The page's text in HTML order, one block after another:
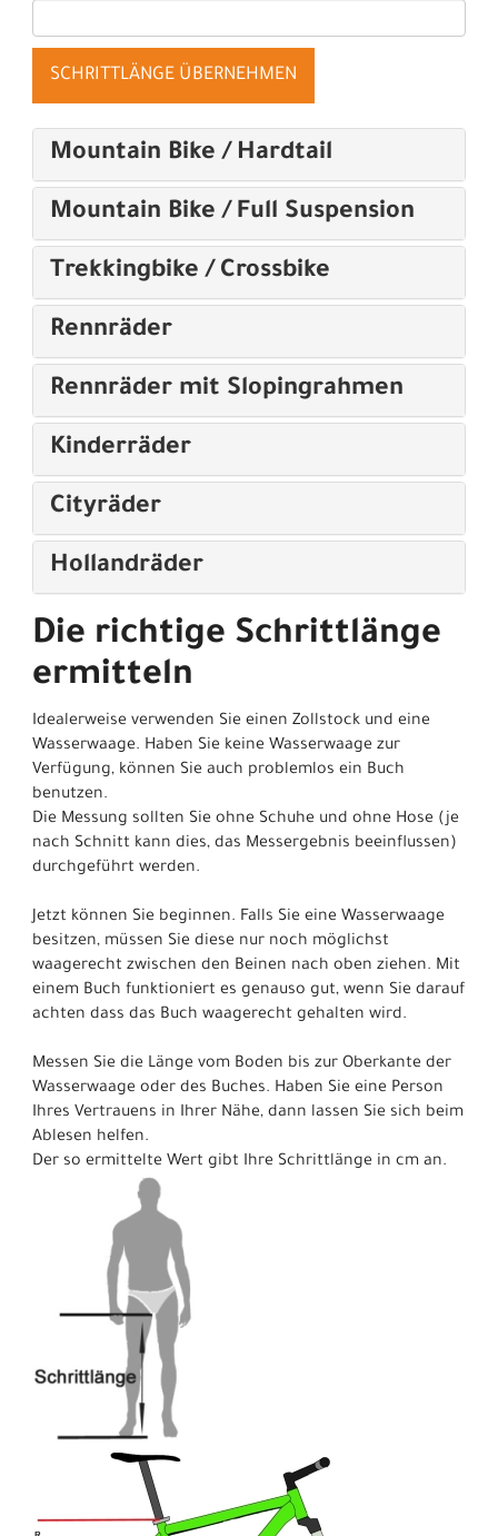
SCHRITTLÄNGE ÜBERNEHMEN
Mountain Bike / Hardtail
Mountain Bike / Full Suspension
Trekkingbike / Crossbike
Rennräder
Rennräder mit Slopingrahmen
Kinderräder
Cityräder
Hollandräder
Die richtige Schrittlänge
ermitteln
Idealerweise verwenden Sie einen Zollstock und eine
Wasserwaage. Haben Sie keine Wasserwaage zur
Verfügung, können Sie auch problemlos ein Buch
benutzen.
Die Messung sollten Sie ohne Schuhe und ohne Hose (je
nach Schnitt kann dies, das Messergebnis beeinflussen)
durchgeführt werden.
Jetzt können Sie beginnen. Falls Sie eine Wasserwaage
besitzen, müssen Sie diese nur noch möglichst
waagerecht zwischen den Beinen nach oben ziehen. Mit
einem Buch funktioniert es genauso gut, wenn Sie darauf
achten dass das Buch waagerecht gehalten wird.
Messen Sie die Länge vom Boden bis zur Oberkante der
Wasserwaage oder des Buches. Haben Sie eine Person
Ihres Vertrauens in Ihrer Nähe, dann lassen Sie sich beim
Ablesen helfen.
Der so ermittelte Wert gibt Ihre Schrittlänge in cm an.